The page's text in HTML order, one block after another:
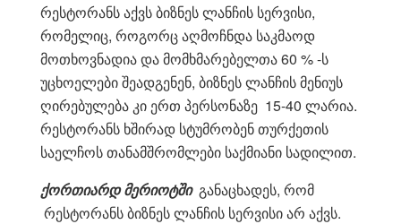
რესტორანს აქვს ბიზნეს ლანჩის სერვისი,
რომელიც, როგორც აღმოჩნდა საკმაოდ
მოთხოვნადია და მომხმარებელთა 60 % -ს
უცხოელები შეადგენენ, ბიზნეს ლანჩის მენიუს
ღირებულება კი ერთ პერსონაზე 15-40 ლარია.
რესტორანს ხშირად სტუმრობენ თურქეთის
საელჩოს თანამშრომლები საქმიანი სადილით.
ქორთიარდ მერიოტშიგანაცხადეს, რომ
რესტორანს ბიზნეს ლანჩის სერვისი არ აქვს.